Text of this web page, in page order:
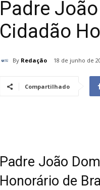
Padre
Cidadão
By Redação 18 de junho de
Compartilhado
Padre João
Honorário de